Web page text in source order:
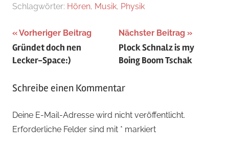
Schlagwörter: Hören, Musik, Physik
Beitragsnavigation
Vorheriger Beitrag
Gründet doch nen
Lecker-Space:)
Nächster Beitrag
Plock Schnalz is my
Boing Boom Tschak
Schreibe einen Kommentar
Deine E-Mail-Adresse wird nicht veröffentlicht.
Erforderliche Felder sind mit * markiert